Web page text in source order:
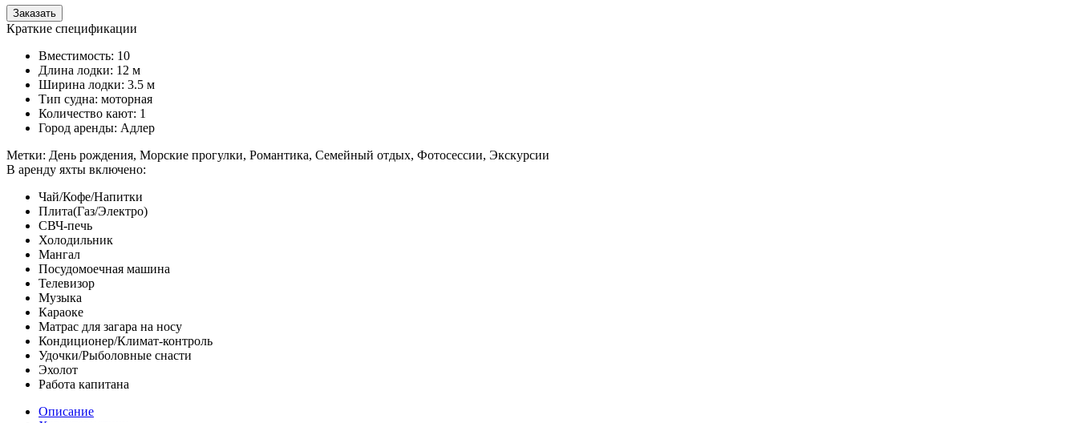
Заказать
Краткие спецификации
Вместимость: 10
Длина лодки: 12 м
Ширина лодки: 3.5 м
Тип судна: моторная
Количество кают: 1
Город аренды: Адлер
Метки: День рождения, Морские прогулки, Романтика, Семейный отдых, Фотосессии, Экскурсии
В аренду яхты включено:
Чай/Кофе/Напитки
Плита(Газ/Электро)
СВЧ-печь
Холодильник
Мангал
Посудомоечная машина
Телевизор
Музыка
Караоке
Матрас для загара на носу
Кондиционер/Климат-контроль
Удочки/Рыболовные снасти
Эхолот
Работа капитана
Описание